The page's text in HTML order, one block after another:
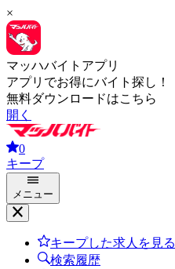
×
マッハバイトアプリ
アプリでお得にバイト探し！
無料ダウンロードはこちら
開く
0
キープ
メニュー
キープした求人を見る
検索履歴